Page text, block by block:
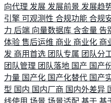
向代理 发展 发展前景 发展趋
引擎 可观测性 合规功能 合规
力 后端 向量数据库 含金量 告
体验 售后运维 商业 商业化 商
发 商用首选 团队专属 团队分
团队管理 团队落地 国产 国产
力量 国产化 国产化替代 国产
型 国内 国内厂商 国内外差异